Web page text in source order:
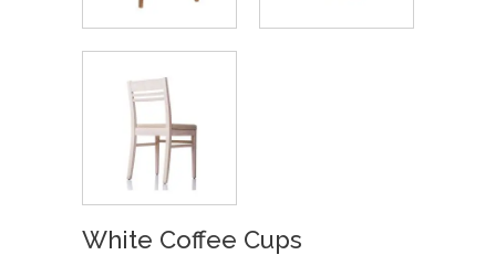
White Coffee Cups